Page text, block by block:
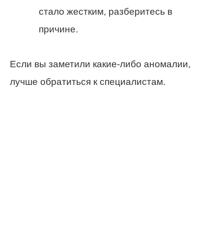
стало жестким, разберитесь в
причине.
Если вы заметили какие-либо аномалии,
лучше обратиться к специалистам.